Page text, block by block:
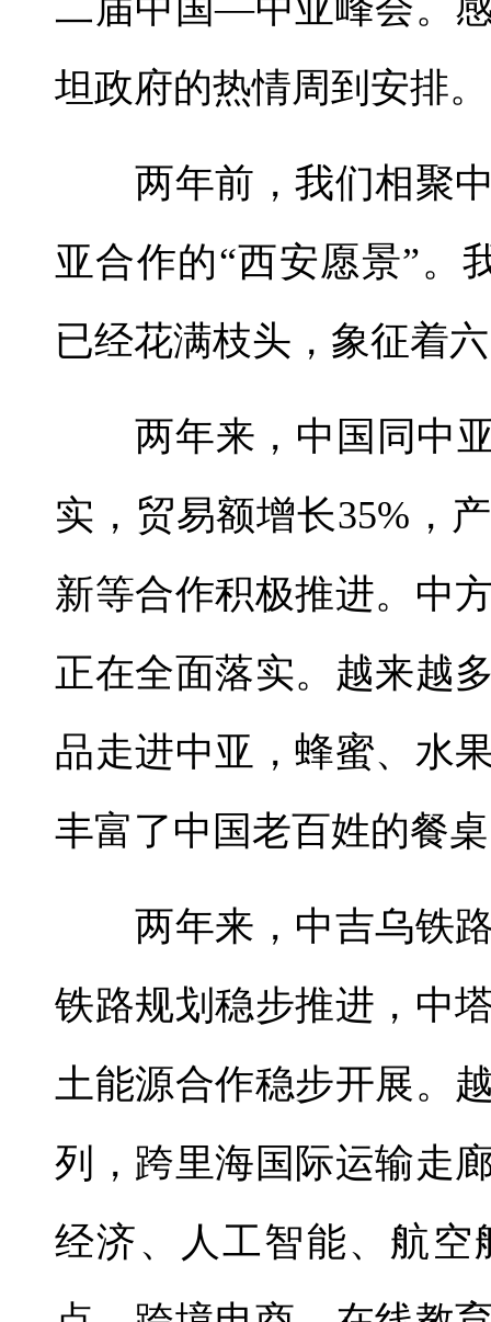
二届中国—中亚峰会。
坦政府的热情周到安排。
两年前，我们相聚中
亚合作的“西安愿景”。
已经花满枝头，象征着
两年来，中国同中亚
实，贸易额增长35%，
新等合作积极推进。中
正在全面落实。越来越
品走进中亚，蜂蜜、水
丰富了中国老百姓的餐
两年来，中吉乌铁路
铁路规划稳步推进，中
土能源合作稳步开展。
列，跨里海国际运输走
经济、人工智能、航